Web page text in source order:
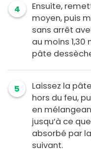
4
Ensuite,
moyen, puis
sans arrêt
au moins 1,30
pâte
5
Laissez la
hors du feu,
en
jusqu’à ce
absorbé par
suivant.